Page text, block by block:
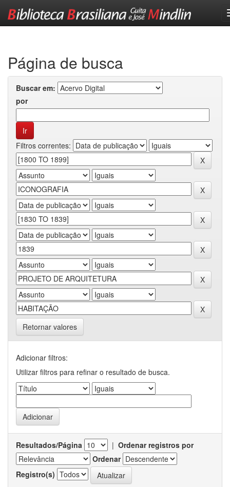
Página de busca
Buscar em:
por
Filtros correntes:
Retornar valores
Adicionar filtros:
Utilizar filtros para refinar o resultado de busca.
Resultados/Página | Ordenar registros por
Ordenar
Registro(s)